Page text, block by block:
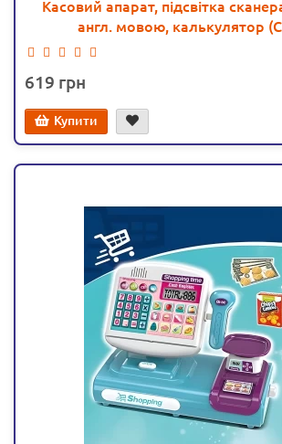
Касовий апарат, підсвітка
англ. мовою, калькулятор
619
Купити